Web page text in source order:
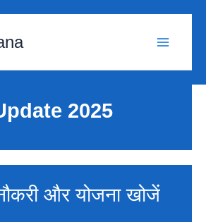
2025
और योजना खोजें